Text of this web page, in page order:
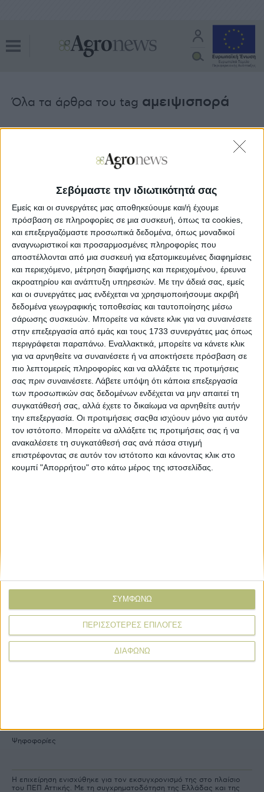
Σεβόμαστε την ιδιωτικότητά σας
Εμείς και οι συνεργάτες μας αποθηκεύουμε και/ή έχουμε
πρόσβαση σε πληροφορίες σε μια συσκευή, όπως τα cookies,
και επεξεργαζόμαστε προσωπικά δεδομένα, όπως μοναδικοί
αναγνωριστικοί και προσαρμοσμένες πληροφορίες που
αποστέλλονται από μια συσκευή για εξατομικευμένες διαφημίσεις
και περιεχόμενο, μέτρηση διαφήμισης και περιεχομένου, έρευνα
ακροατηρίου και ανάπτυξη υπηρεσιών. Με την άδειά σας, εμείς
και οι συνεργάτες μας ενδέχεται να χρησιμοποιήσουμε ακριβή
δεδομένα γεωγραφικής τοποθεσίας και ταυτοποίησης μέσω
σάρωσης συσκευών. Μπορείτε να κάνετε κλικ για να συναινέσετε
στην επεξεργασία από εμάς και τους 1733 συνεργάτες μας όπως
περιγράφεται παραπάνω. Εναλλακτικά, μπορείτε να κάνετε κλικ
για να αρνηθείτε να συναινέσετε ή να αποκτήσετε πρόσβαση σε
πιο λεπτομερείς πληροφορίες και να αλλάξετε τις προτιμήσεις
σας πριν συναινέσετε. Λάβετε υπόψη ότι κάποια επεξεργασία
των προσωπικών σας δεδομένων ενδέχεται να μην απαιτεί τη
συγκατάθεσή σας, αλλά έχετε το δικαίωμα να αρνηθείτε αυτήν
την επεξεργασία. Οι προτιμήσεις σαςθα ισχύουν μόνο για αυτόν
τον ιστότοπο. Μπορείτε να αλλάξετε τις προτιμήσεις σας ή να
ανακαλέσετε τη συγκατάθεσή σας ανά πάσα στιγμή
επιστρέφοντας σε αυτόν τον ιστότοπο και κάνοντας κλικ στο
κουμπί "Απορρήτου" στο κάτω μέρος της ιστοσελίδας.
ΠΕΡΙΣΣΟΤΕΡΕΣ ΕΠΙΛΟΓΕΣ
ΔΙΑΦΩΝΩ
ΣΥΜΦΩΝΩ
Όλα τα άρθρα του tag αμειψισπορά
Οδηγός υποχρέωσης αμειψισποράς
για άνω 100 στρεμμάτων έκταση
Θεσμικά 29.09.22 - 15:49
Χωρίς αμειψισπορά αλλά με πιο μικρό
πρασίνισμα τη νέα σεζόν οι αροτραίες
Ειδικά Αφιερώματα 01.01.22 - 09:22
Επτά νέες καλλιέργειες που
επιδοτούνται, καλές και για
αμειψισπορά
Κοινή Αγροτική Πολιτική 01.02.21 - 09:22
Αμειψισπορά στο 20% και μοντέλο
υλοποίησης σημεία τριβής στην ΕΕ
Explore
Τεχνολογία
About
Εταιρική ταυτότητα
Ιστορική αναδρομή
Επικοινωνία
Ψηφοφορίες
Η επιχείρηση ενισχύθηκε για τον εκσυγχρονισμό της στο πλαίσιο
του ΠΕΠ Αττικής. Με τη συγχρηματοδότηση της Ελλάδας και της